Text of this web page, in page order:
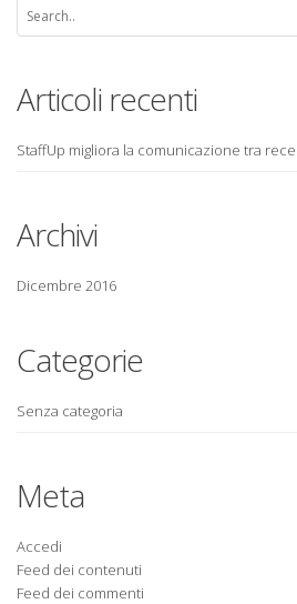
Articoli recenti
StaffUp migliora la comunicazione tra
Archivi
Dicembre 2016
Categorie
Senza categoria
Meta
Accedi
Feed dei contenuti
Feed dei commenti